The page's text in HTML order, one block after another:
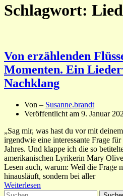
Schlagwort:
Von erzählenden
Momenten. Ein
Nachklang
Von – Susanne.brandt
Veröffentlicht am 9. Januar
„Sag mir, was hast du vor mit
irgendwie eine interessante Frage
Jahres. Und klappe ich die so
amerikanischen Lyrikerin Mary
Lesen auch, warum: Weil die Frage
hinausläuft, sondern bei aller
Weiterlesen
Suchen